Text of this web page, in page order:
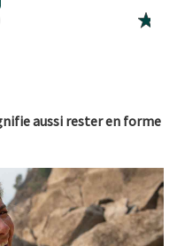
aussi rester en forme